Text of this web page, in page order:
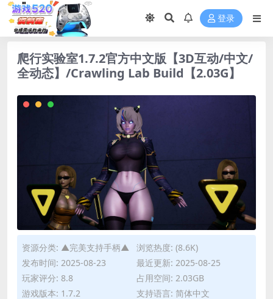
登录
爬行实验室1.7.2官方中文版【3D互动/中文/
全动态】/Crawling Lab Build【2.03G】
资源分类: ▲完美支持手柄▲
浏览热度: (8.6K)
发布时间: 2025-08-23
最近更新: 2025-08-25
玩家评分: 8.8
占用空间: 2.03GB
游戏版本: 1.7.2
支持语言: 简体中文